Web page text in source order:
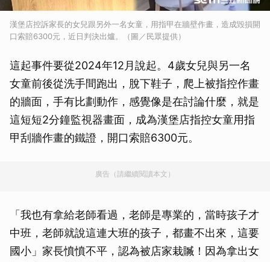
漢堡店控訴家長的女兒跟另外一名女童，用指甲在牆壁作畫，造成毀損開
口索賠6300元，近日判決出爐。（圖／民眾提供）
這起事件要從2024年12月說起。4歲女兒與另一名
女童前後從洗手間跑出，脫下鞋子，爬上被指控作畫
的牆面，手有比劃動作，感覺像是在討論什麼，就是
這短短2分鐘監視器畫面，成為漢堡店指控女童用指
甲刮牆作畫的鐵證，開口索賠6300元。
廣告（請繼續閱讀本文）
「我也有拿給老師看過，老師是專業的，當時孩子才
中班，老師就說這連大班的孩子，都畫不出來，這要
國小」家長憤憤不平，認為被店家栽贓！因為拿出女